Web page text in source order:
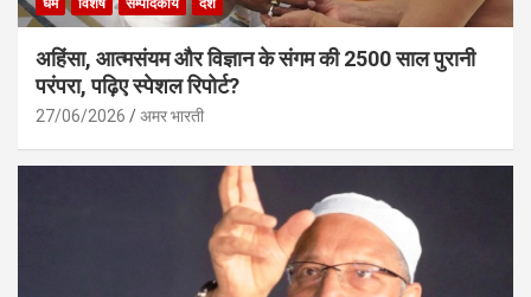
धर्म विशेष सम्पादकीय देश
अहिंसा, आत्मसंयम और विज्ञान के संगम की 2500 साल पुरानी
परंपरा, पढ़िए स्पेशल रिपोर्ट?
27/06/2026 अमर भारती